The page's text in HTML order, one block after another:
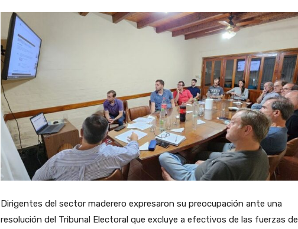
Dirigentes del sector maderero expresaron su preocupación ante una
resolución del Tribunal Electoral que excluye a efectivos de las fuerzas de